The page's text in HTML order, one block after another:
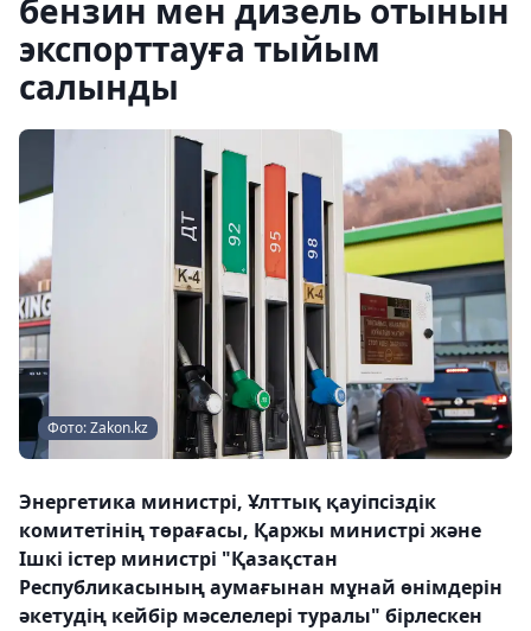
бензин мен дизель отынын
экспорттауға тыйым
салынды
Фото: Zakon.kz
Энергетика министрі, Ұлттық қауіпсіздік
комитетінің төрағасы, Қаржы министрі және
Ішкі істер министрі "Қазақстан
Республикасының аумағынан мұнай өнімдерін
әкетудің кейбір мәселелері туралы" бірлескен